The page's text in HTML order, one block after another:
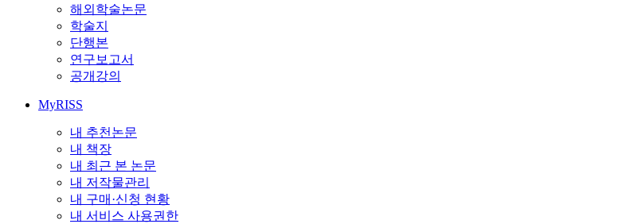
해외학술논문
학술지
단행본
연구보고서
공개강의
MyRISS
내 추천논문
내 책장
내 최근 본 논문
내 저작물관리
내 구매·신청 현황
내 서비스 사용권한